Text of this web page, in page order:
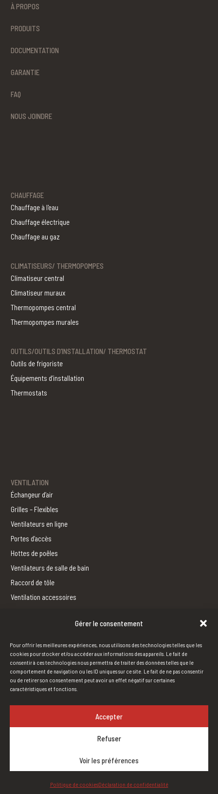
Gérer le consentement
Pour offrir les meilleures expériences, nous utilisons des technologies telles que les
cookies pour stocker et/ou accéder aux informations des appareils. Le fait de
consentir à ces technologies nous permettra de traiter des données telles que le
comportement de navigation ou les ID uniques sur ce site. Le fait de ne pas consentir
ou de retirer son consentement peut avoir un effet négatif sur certaines
caractéristiques et fonctions.
Accepter
Refuser
Voir les préférences
Politique de cookiesDéclaration de confidentialité
À PROPOS
PRODUITS
DOCUMENTATION
GARANTIE
FAQ
NOUS JOINDRE
CHAUFFAGE
Chauffage à l'eau
Chauffage électrique
Chauffage au gaz
CLIMATISEURS/ THERMOPOMPES
Climatiseur central
Climatiseur muraux
Thermopompes central
Thermopompes murales
OUTILS/OUTILS D’INSTALLATION/ THERMOSTAT
Outils de frigoriste
Équipements d’installation
Thermostats
VENTILATION
Échangeur d’air
Grilles – Flexibles
Ventilateurs en ligne
Portes d’accès
Hottes de poêles
Ventilateurs de salle de bain
Raccord de tôle
Ventilation accessoires
Outils
HUMIDIFICATION
Humidification à vapeur
© 2017. Maxi Vent. Tous droits réservés